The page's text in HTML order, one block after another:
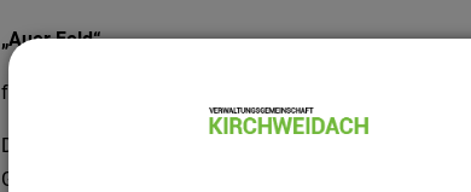
„Auer Feld“
festgestellt.
Das Landratsamt Altötting hat die 11. Änderung des
Gemäß § 6 Abs. 5 BauGB wurde diese